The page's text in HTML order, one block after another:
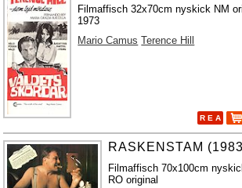
Filmaffisch 32x70cm nyskick NM
1973
Mario Camus Terence Hill
R E A
RASKENSTAM
Filmaffisch 70x100cm
RO original